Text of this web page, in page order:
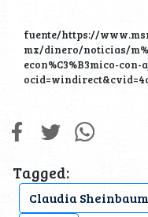
fuente/https://
mx/dinero/noticias/
econ%C3%B3mico-
Tagged:
Claudia Sheinbaum